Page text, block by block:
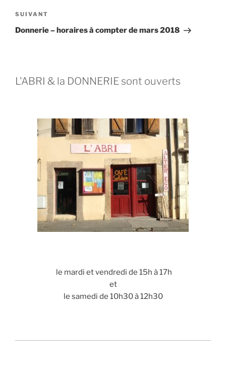
SUIVANT
Donnerie – horaires à compter de mars 2018
L'ABRI & la DONNERIE sont ouverts
le mardi et vendredi de 15h à 17h
et
le samedi de 10h30 à 12h30